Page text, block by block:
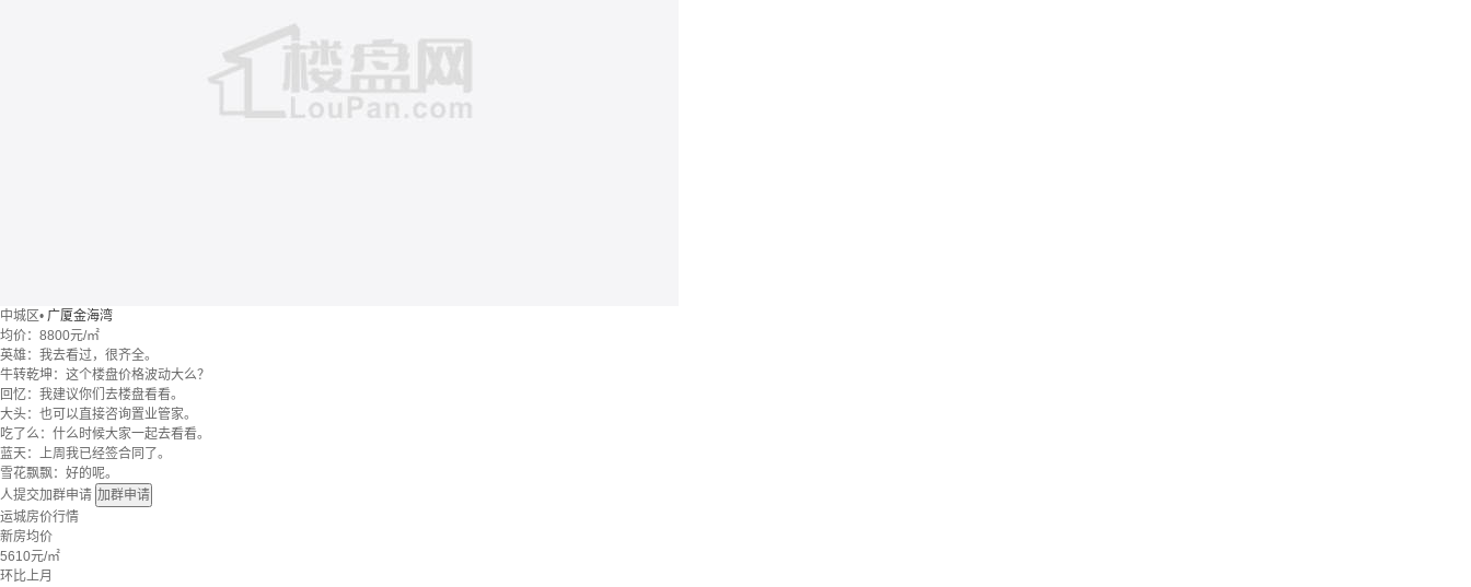
中城区• 广厦金海湾
均价： 8800元/㎡
英雄：我去看过，很齐全。
牛转乾坤：这个楼盘价格波动大么？
回忆：我建议你们去楼盘看看。
大头：也可以直接咨询置业管家。
吃了么：什么时候大家一起去看看。
蓝天：上周我已经签合同了。
雪花飘飘：好的呢。
人提交加群申请 加群申请
运城房价行情
新房均价
5610元/㎡
环比上月